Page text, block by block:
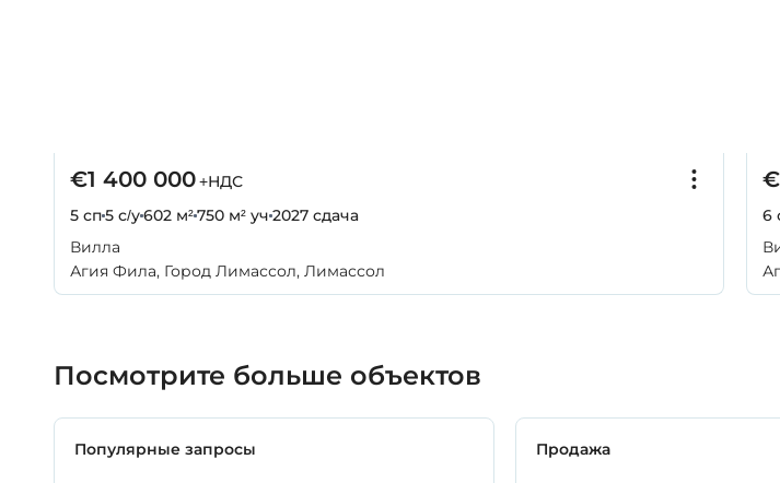
€1 400 000+НДС
5 сп5 с/у602 м²750 м² уч 2027 сдача
Вилла
Агия Фила, Город Лимассол, Лимассол
6
Посмотрите больше объектов
Популярные запросы Продажа